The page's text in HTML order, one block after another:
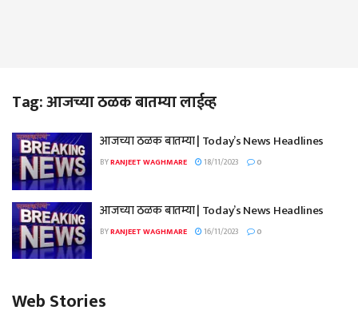
Tag:आजच्या ठळक बातम्या लाईव्ह
आजच्या ठळक बातम्या | Today’s News Headlines
BYRANJEET WAGHMARE 18/11/2023 0
आजच्या ठळक बातम्या | Today’s News Headlines
BYRANJEET WAGHMARE 16/11/2023 0
Web Stories